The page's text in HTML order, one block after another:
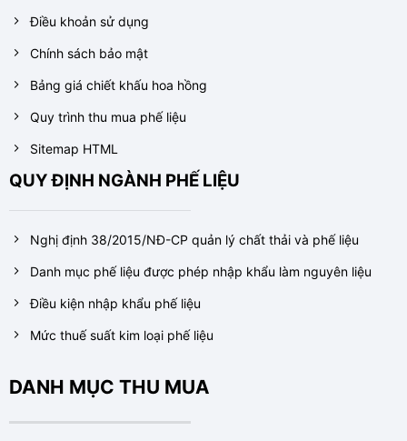
Điều khoản sử dụng
Chính sách bảo mật
Bảng giá chiết khấu hoa hồng
Quy trình thu mua phế liệu
Sitemap HTML
QUY ĐỊNH NGÀNH PHẾ LIỆU
Nghị định 38/2015/NĐ-CP quản lý chất thải và phế liệu
Danh mục phế liệu được phép nhập khẩu làm nguyên liệu
Điều kiện nhập khẩu phế liệu
Mức thuế suất kim loại phế liệu
DANH MỤC THU MUA